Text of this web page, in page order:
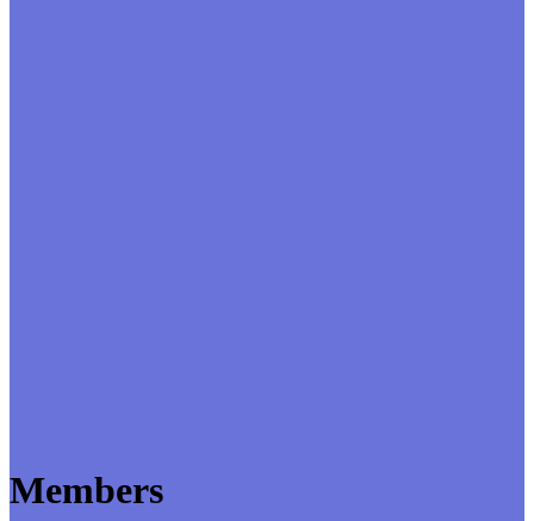
Members